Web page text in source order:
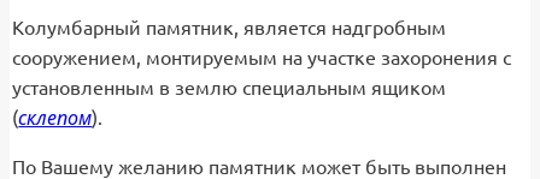
Колумбарный памятник, является надгробным
сооружением, монтируемым на участке захоронения с
установленным в землю специальным ящиком
(склепом).
По Вашему желанию памятник может быть выполнен